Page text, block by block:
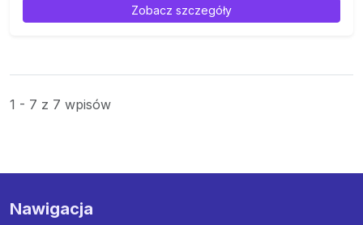
Zobacz szczegóły
1 - 7 z 7 wpisów
Nawigacja